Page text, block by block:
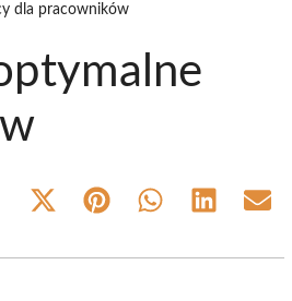
dla pracowników
Share
(Twitter)
Share Share Share Share